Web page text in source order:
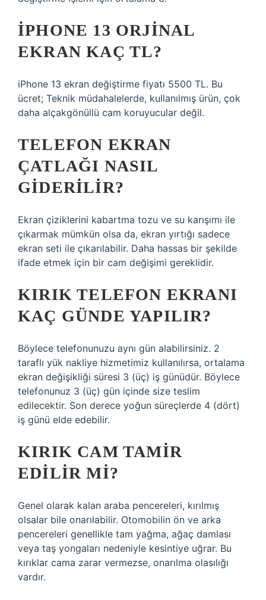
İPHONE 13 ORJINAL
EKRAN KAÇ TL?
iPhone 13 ekran değiştirme fiyatı 5500 TL. Bu
ücret; Teknik müdahalelerde, kullanılmış ürün, çok
daha alçakgönüllü cam koruyucular değil.
TELEFON EKRAN
ÇATLAĞI NASIL
GIDERILIR?
Ekran çiziklerini kabartma tozu ve su karışımı ile
çıkarmak mümkün olsa da, ekran yırtığı sadece
ekran seti ile çıkarılabilir. Daha hassas bir şekilde
ifade etmek için bir cam değişimi gereklidir.
KIRIK TELEFON EKRANI
KAÇ GÜNDE YAPILIR?
Böylece telefonunuzu aynı gün alabilirsiniz. 2
taraflı yük nakliye hizmetimiz kullanılırsa, ortalama
ekran değişikliği süresi 3 (üç) iş günüdür. Böylece
telefonunuz 3 (üç) gün içinde size teslim
edilecektir. Son derece yoğun süreçlerde 4 (dört)
iş günü elde edebilir.
KIRIK CAM TAMIR
EDILIR MI?
Genel olarak kalan araba pencereleri, kırılmış
olsalar bile onarılabilir. Otomobilin ön ve arka
pencereleri genellikle tam yağma, ağaç damlası
veya taş yongaları nedeniyle kesintiye uğrar. Bu
kırıklar cama zarar vermezse, onarılma olasılığı
vardır.